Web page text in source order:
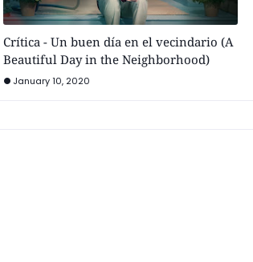
Crítica - Un buen día en el vecindario (A
Beautiful Day in the Neighborhood)
January 10, 2020